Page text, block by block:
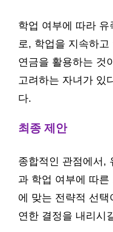
학업 여부에 따라
로, 학업을 지속하
연금을 활용하는 것
고려하는 자녀가 있
다.
최종 제안
종합적인 관점에서,
과 학업 여부에 따
에 맞는 전략적 선
연한 결정을 내리시